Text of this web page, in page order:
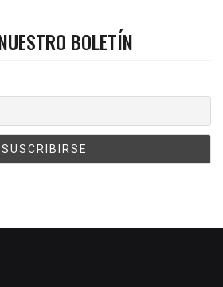
BOLETÍN